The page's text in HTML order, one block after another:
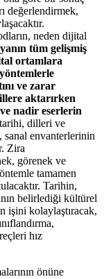
değerlendirmek,
neden dijital
tüm gelişmiş
ortamlara
ve zarar
aktarırken
nadir eserlerin
dilleri ve
envanterlerinin
Zira
görenek ve
tamamen
Tarihin,
belirlediği kültürel
işini kolaylaştıracak,
hız
önüne